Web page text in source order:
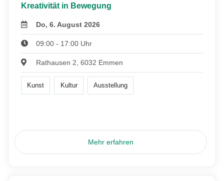
Kreativität in Bewegung
Do, 6. August 2026
09:00 - 17:00 Uhr
Rathausen 2, 6032 Emmen
Kunst Kultur Ausstellung
Mehr erfahren